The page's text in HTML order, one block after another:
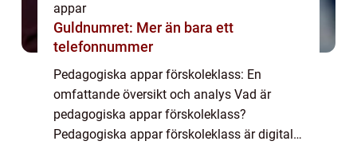
appar
Guldnumret: Mer än bara ett
telefonnummer
Pedagogiska appar förskoleklass: En
omfattande översikt och analys Vad är
pedagogiska appar förskoleklass?
Pedagogiska appar förskoleklass är digitala